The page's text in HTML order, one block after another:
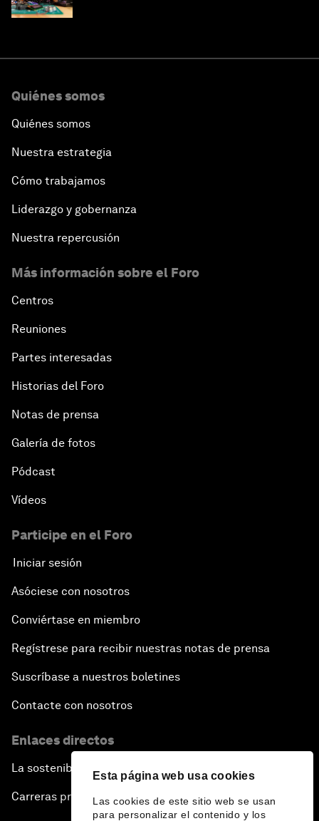
Esta página web usa cookies
Las cookies de este sitio web se usan
para personalizar el contenido y los
Quiénes somos
Quiénes somos
Nuestra estrategia
Cómo trabajamos
Liderazgo y gobernanza
Nuestra repercusión
Más información sobre el Foro
Centros
Reuniones
Partes interesadas
Historias del Foro
Notas de prensa
Galería de fotos
Pódcast
Vídeos
Participe en el Foro
Iniciar sesión
Asóciese con nosotros
Conviértase en miembro
Regístrese para recibir nuestras notas de prensa
Suscríbase a nuestros boletines
Contacte con nosotros
Enlaces directos
La sostenibilidad en el Foro
Carreras profesionales